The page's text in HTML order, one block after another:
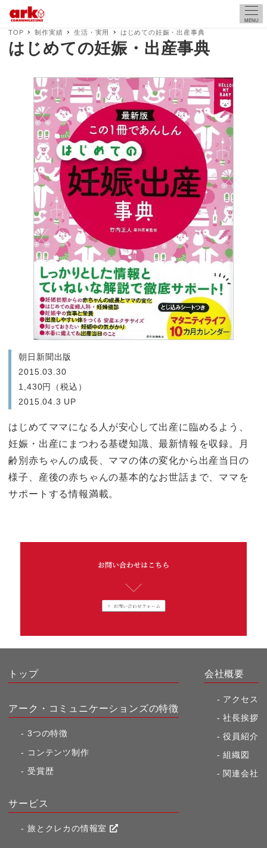
MENU
TOP 制作実績 生活・実用 はじめての妊娠・出産事典
はじめての妊娠・出産事典
朝日新聞出版
2015.03.30
1,430円（税込）
2015.04.3 UP
はじめてママになる人が安心して出産に臨めるよう、
妊娠・出産にまつわる基礎知識、最新情報を収録。月
齢別赤ちゃんの成長、ママの体の変化から出産当日の
様子、産後の赤ちゃんの基本的なお世話まで、ママを
サポートする情報満載。
トップ
アーク・コミュニケーションズの特徴
3つの特徴
コンテンツ制作
受賞歴
サービス
旅とクレカの情報室
会社概要
アクセス
社長挨拶
役員紹介
組織図
関連会社